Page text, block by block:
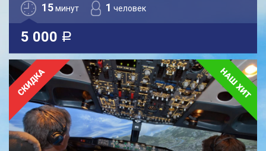
15минут 1 человек
5 000 a